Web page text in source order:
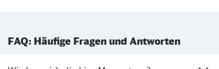
FAQ: Häufige Fragen und Antworten